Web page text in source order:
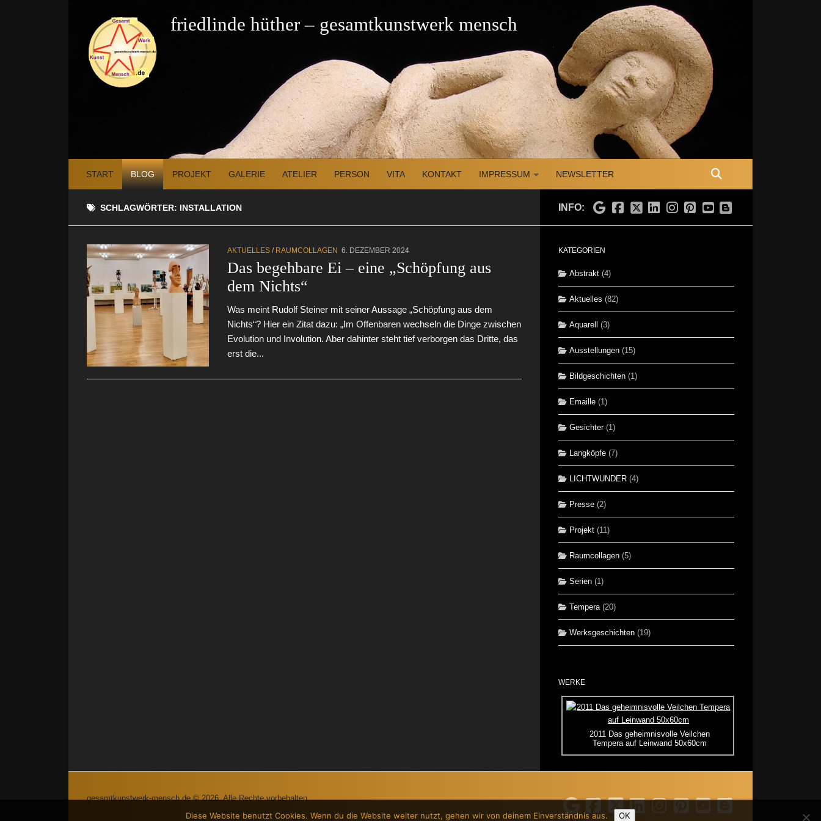
Zum Inhalt springen friedlinde hüther – gesamtkunstwerk mensch
START BLOG PROJEKT GALERIE ATELIER PERSON VITA KONTAKT IMPRESSUM NEWSLETTER
SCHLAGWÖRTER: INSTALLATION
AKTUELLES / RAUMCOLLAGEN 6. DEZEMBER 2024
Das begehbare Ei – eine „Schöpfung aus
dem Nichts“
Was meint Rudolf Steiner mit seiner Aussage „Schöpfung aus dem
Nichts“? Hier ein Zitat dazu: „Im Offenbaren wechseln die Dinge zwischen
Evolution und Involution. Aber dahinter steht tief verborgen das Dritte, das
erst die...
INFO:
KATEGORIEN
Abstrakt (4)
Aktuelles (82)
Aquarell (3)
Ausstellungen (15)
Bildgeschichten (1)
Emaille (1)
Gesichter(1)
Langköpfe (7)
LICHTWUNDER (4)
Presse (2)
Projekt (11)
Raumcollagen (5)
Serien (1)
Tempera(20)
Werksgeschichten (19)
WERKE
2011 Das geheimnisvolle Veilchen
Tempera auf Leinwand 50x60cm
gesamtkunstwerk-mensch.de © 2026. Alle Rechte vorbehalten.
Diese Website benutzt Cookies. Wenn du die Website weiter nutzt, gehen wir von deinem Einverständnis aus. OK